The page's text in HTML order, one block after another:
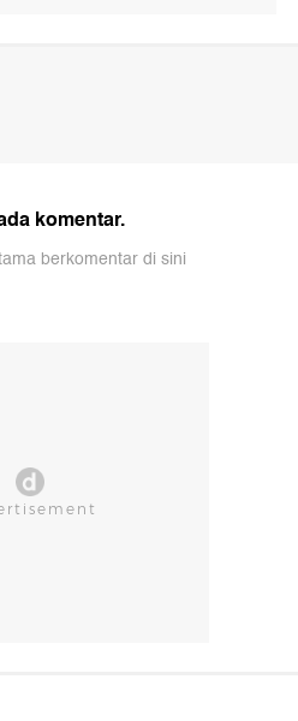
komentar.
berkomentar di sini